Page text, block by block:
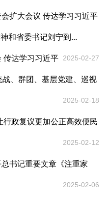
扩大会议 传达学习习近平
和省委书记刘宁到...
2025-02-27
传达学习习近平
、群团、基层党建、巡视
2025-02-18
行政复议更加公正高效便民
2025-02-12
总书记重要文章《注重家
2025-02-06